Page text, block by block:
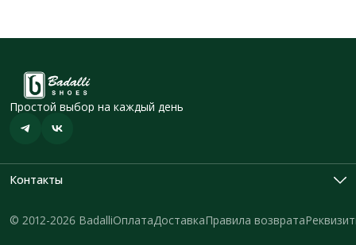
Простой выбор на каждый день
Контакты
Телефон
© 2012-2026 BadalliОплатаДоставкаПравила возврата